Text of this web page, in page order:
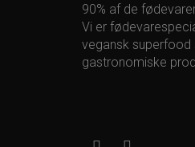
90% af de
Vi er
vegansk
gastronomiske